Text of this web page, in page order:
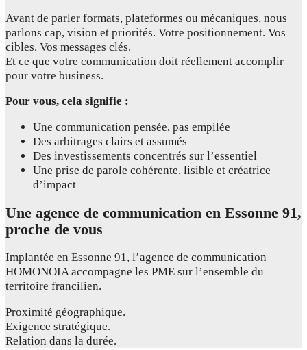
Avant de parler formats, plateformes ou mécaniques, nous
parlons cap, vision et priorités. Votre positionnement. Vos
cibles. Vos messages clés.
Et ce que votre communication doit réellement accomplir
pour votre business.
Pour vous, cela signifie :
Une communication pensée, pas empilée
Des arbitrages clairs et assumés
Des investissements concentrés sur l’essentiel
Une prise de parole cohérente, lisible et créatrice
d’impact
Une agence de communication en Essonne 91,
proche de vous
Implantée en Essonne 91, l’agence de communication
HOMONOIA accompagne les PME sur l’ensemble du
territoire francilien.
Proximité géographique.
Exigence stratégique.
Relation dans la durée.